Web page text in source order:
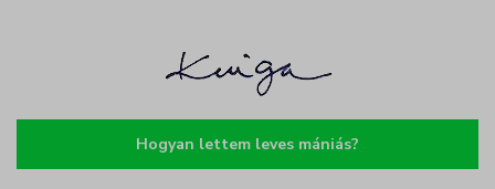
Hogyan lettem leves mániás?